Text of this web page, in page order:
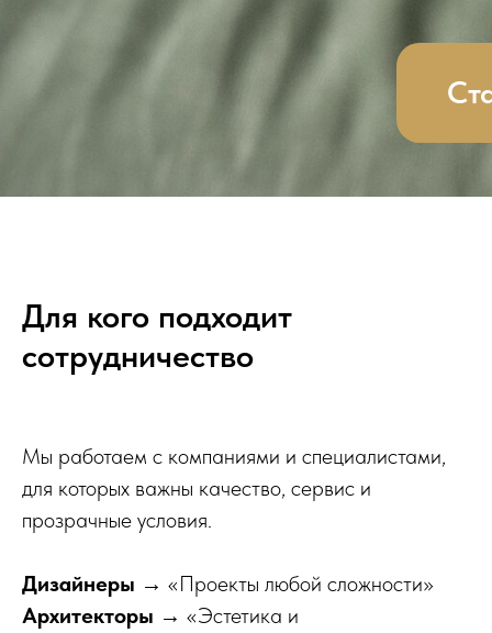
Для кого подходит
сотрудничество
Мы работаем с компаниями и специалистами,
для которых важны качество, сервис и
прозрачные условия.
Дизайнеры → «Проекты любой сложности»
Архитекторы → «Эстетика и